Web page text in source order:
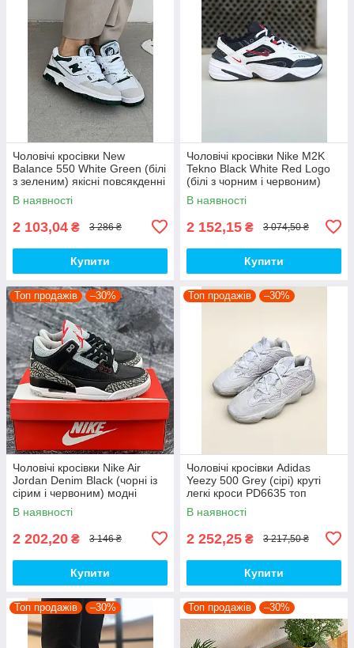
Чоловічі кросівки New
Balance 550 White Green (білі
з зеленим) якісні повсякденні
кроси NB020 top
В наявності
2 103,04 ₴ 3 286 ₴
Купити
Чоловічі кросівки Nike M2K
Tekno Black White Red Logo
(білі з чорним і червоним)
спортивні демі кроси PD7430
топ
В наявності
2 152,15 ₴ 3 074,50 ₴
Купити
Топ продажів –30%
Чоловічі кросівки Nike Air
Jordan Denim Black (чорні із
сірим і червоним) модні
демісезонні кроси PD7043
топ
В наявності
2 202,20 ₴ 3 146 ₴
Купити
Топ продажів –30%
Чоловічі кросівки Adidas
Yeezy 500 Grey (сірі) круті
легкі кроси PD6635 топ
В наявності
2 252,25 ₴ 3 217,50 ₴
Купити
Топ продажів –30% Топ продажів –30%